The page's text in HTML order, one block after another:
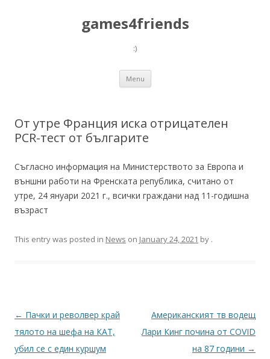
games4friends
:)
Menu Skip
content
От утре Франция иска отрицателен
PCR-тест от българите
Съгласно информация на Министерството за Европа и
външни работи на Френската република, считано от
утре, 24 януари 2021 г., всички граждани над 11-годишна
възраст
This entry was posted in News on January 24, 2021 by .
Post
navigation
← Пачки и револвер край
тялото на шефа на КАТ,
убил се с един куршум
Американският тв водещ
Лари Кинг почина от COVID
на 87 години →